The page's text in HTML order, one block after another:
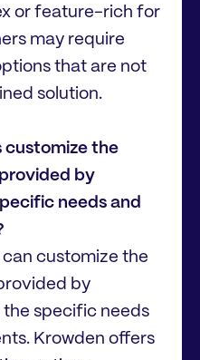
or feature-rich for
may require
that are not
solution.
customize the
by
needs and
can customize the
by
the specific needs
Krowden offers